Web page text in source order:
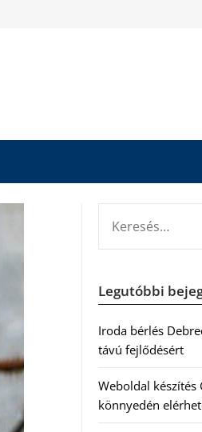
Legutóbbi
Iroda bérlés
távú fejlődésért
Weboldal készítés
könnyedén